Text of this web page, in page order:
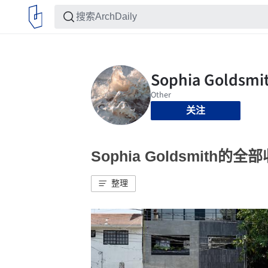
关注
Sophia Goldsmith的全部
整理